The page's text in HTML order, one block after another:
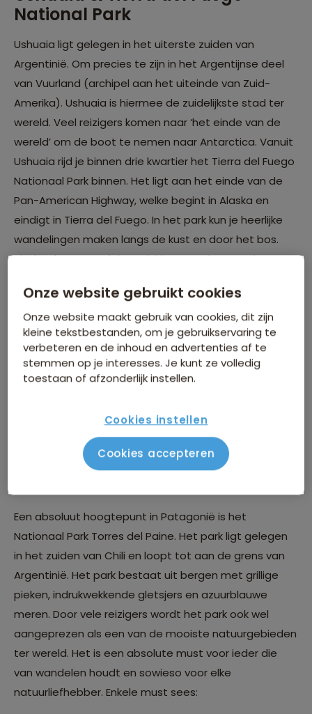
National Park
Ushuaia ligt gelegen in het uiterste zuiden van
Argentinië. Om precies te zijn in het Argentijnse deel
van Vuurland (archipel aan het uiteinde van Zuid-
Amerika). Ushuaia is hiermee de zuidelijkste stad ter
wereld. Veel reizigers komen naar ‘het einde van de
wereld’ om de boot te nemen naar Antarctica. Vanuit
Ushuaia rijd je binnen drie kwartier het Tierra del Fuego
Nationaal Park binnen. Het ligt aan het einde van de
Pan-American Highway, welke begint in Alaska en
eindigt in Tierra del Fuego. In het park kun je heerlijke
wandelingen maken langs de kust en door het bos.
Tip: haal een wandelmap bij het VVV-kantoortje
Een absoluut hoogtepunt in Patagonië is het
Nationaal Park Torres del Paine. Het park ligt gelegen
in het zuiden van Chili en loopt tot aan de grens van
Argentinië. Het park bestaat uit bergen met grillige
pieken, indrukwekkende gletsjers en azuurblauwe
meren. Door vele reizigers wordt het park ook wel
aangeprezen als een van de mooiste natuurgebieden
ter wereld. Het is een absolute must voor ieder die
van wandelen houdt en sowieso voor elke
natuurliefhebber. Enkele must sees:
Onze website gebruikt cookies
Onze website maakt gebruik van cookies, dit zijn
kleine tekstbestanden, om je gebruikservaring te
verbeteren en de inhoud en advertenties af te
stemmen op je interesses. Je kunt ze volledig
toestaan of afzonderlijk instellen.
Cookies instellen
Cookies accepteren